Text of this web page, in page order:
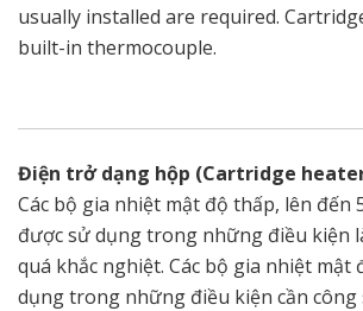
usually installed are required.
built-in thermocouple.
Điện trở dạng hộp (Cartridge
Các bộ gia nhiệt mật độ thấp, lên đến
được sử dụng trong những điều kiện
quá khắc nghiệt. Các bộ gia nhiệt mật
dụng trong những điều kiện cần công